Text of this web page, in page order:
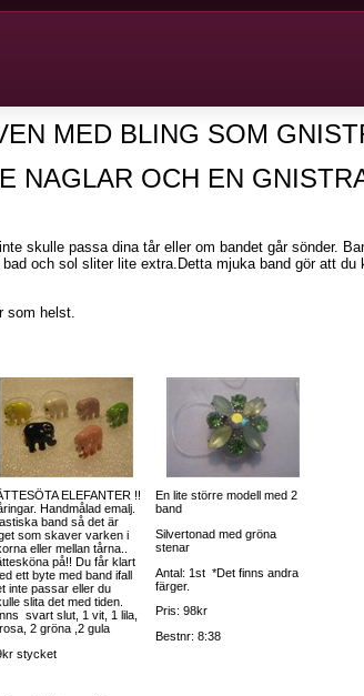
MED BLING SOM
NAGLAR OCH EN
skulle passa dina tår eller om bandet går sönder.
och sol sliter lite extra.Detta mjuka band gör att du
som helst.
ELEFANTER !!
Handmålad emalj.
band så det är
som skaver varken i
eller mellan tårna..
på!! Du får klart
ett byte med band ifall
inte passar eller du
slita det med tiden.
svart slut, 1 vit, 1 lila,
2 gröna ,2 gula
stycket
En lite större modell med 2
band
Silvertonad med gröna
stenar
Antal: 1st *Det finns andra
färger.
Pris: 98kr
Bestnr: 8:38